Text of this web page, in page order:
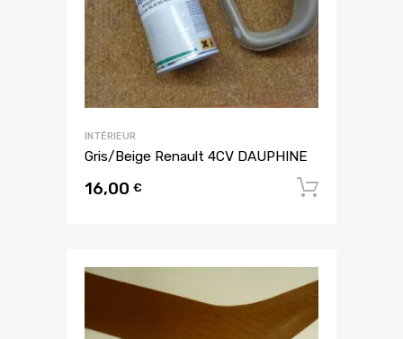
INTÉRIEUR
Gris/Beige Renault 4CV DAUPHINE
16,00 €